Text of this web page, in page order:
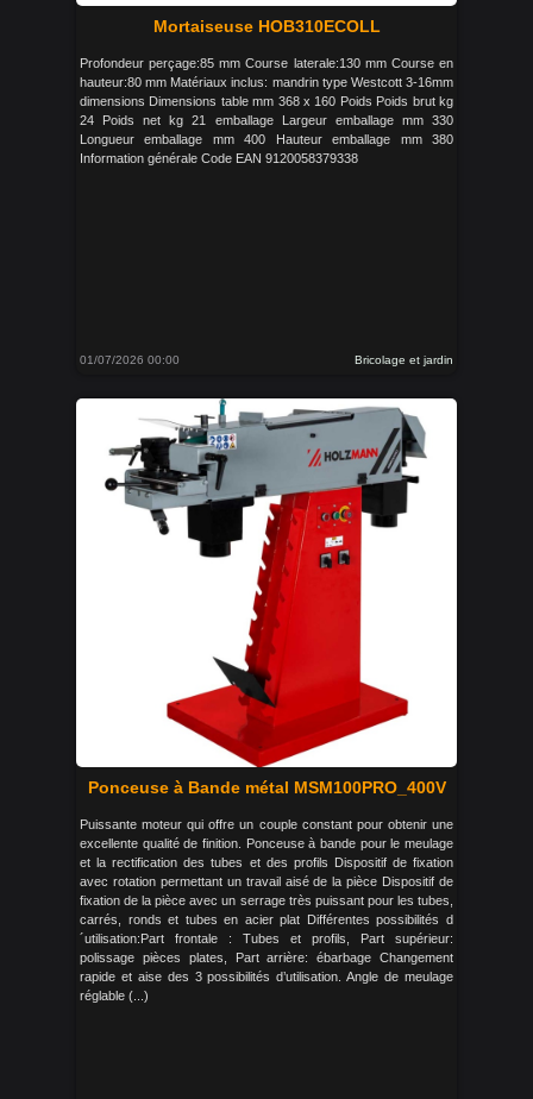
Mortaiseuse HOB310ECOLL
Profondeur perçage:85 mm Course laterale:130 mm Course en
hauteur:80 mm Matériaux inclus: mandrin type Westcott 3-16mm
dimensions Dimensions table mm 368 x 160 Poids Poids brut kg
24 Poids net kg 21 emballage Largeur emballage mm 330
Longueur emballage mm 400 Hauteur emballage mm 380
Information générale Code EAN 9120058379338
01/07/2026 00:00 Bricolage et jardin
Ponceuse à Bande métal MSM100PRO_400V
Puissante moteur qui offre un couple constant pour obtenir une
excellente qualité de finition. Ponceuse à bande pour le meulage
et la rectification des tubes et des profils Dispositif de fixation
avec rotation permettant un travail aisé de la pièce Dispositif de
fixation de la pièce avec un serrage très puissant pour les tubes,
carrés, ronds et tubes en acier plat Différentes possibilités d
´utilisation:Part frontale : Tubes et profils, Part supérieur:
polissage pièces plates, Part arrière: ébarbage Changement
rapide et aise des 3 possibilités d’utilisation. Angle de meulage
réglable (...)